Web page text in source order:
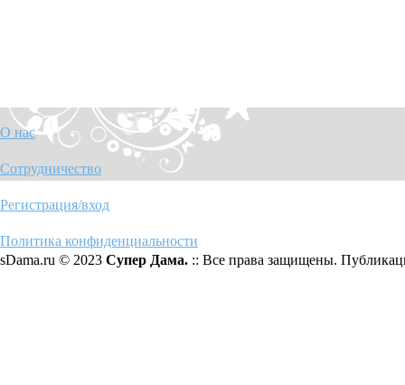
О нас
Сотрудничество
Регистрация/вход
Политика конфиденциальности
sDama.ru © 2023 Супер Дама. :: Все права защищены.